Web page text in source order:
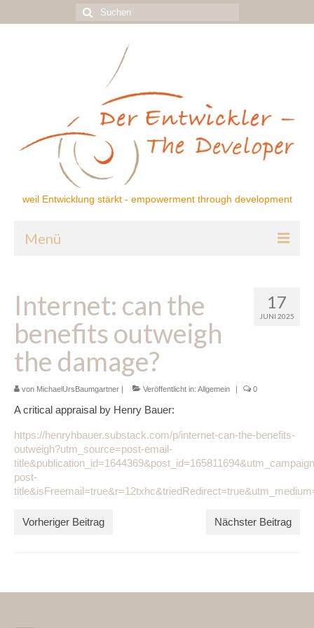
Suchen
nach:
weil Entwicklung stärkt - empowerment through development
Menü
Über mich
Glossar
Blog
Links
Kontakt
17
JUNI 2025
Internet: can the
benefits outweigh
the damage?
von MichaelUrsBaumgartner | Veröffentlicht in: Allgemein | 0
A critical appraisal by Henry Bauer:
https://henryhbauer.substack.com/p/internet-can-the-benefits-
outweigh?utm_source=post-email-
post-
Vorheriger Beitrag Nächster Beitrag